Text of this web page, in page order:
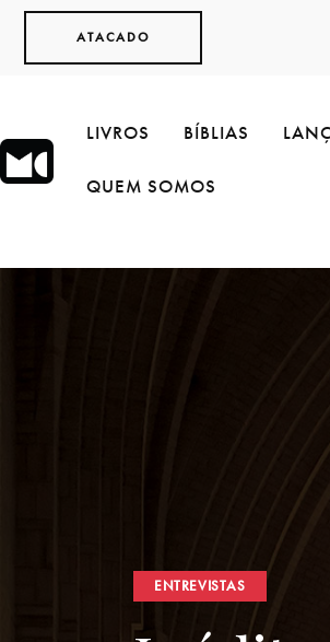
ATACADO
LIVROS BÍBLIAS
QUEM SOMOS
ENTREVISTAS